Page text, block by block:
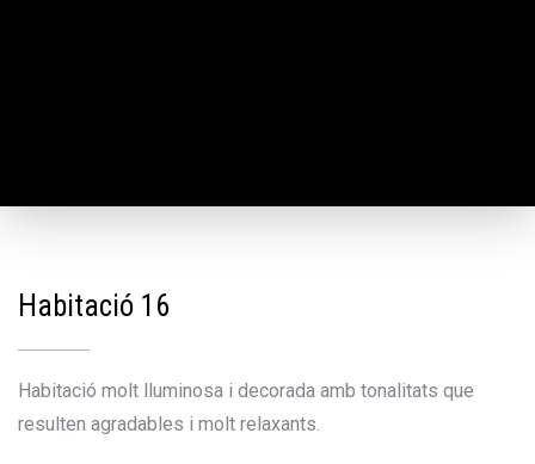
Habitació 16
Habitació molt lluminosa i decorada amb tonalitats que
resulten agradables i molt relaxants.